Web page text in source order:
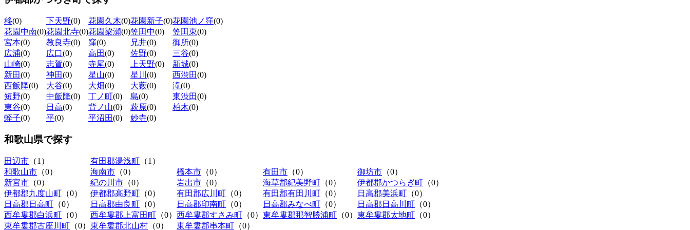
移(0) 下天野(0) 花園久木(0)花園新子(0)花園池ノ窪(0)
花園中南(0)花園北寺(0)花園梁瀬(0)笠田中(0) 笠田東(0)
宮本(0) 教良寺(0) 窪(0) 兄井(0) 御所(0)
広浦(0) 広口(0) 高田(0) 佐野(0) 三谷(0)
山崎(0) 志賀(0) 寺尾(0) 上天野(0) 新城(0)
新田(0) 神田(0) 星山(0) 星川 (0) 西渋田(0)
西飯降(0) 大谷(0) 大畑(0) 大薮(0) 滝(0)
短野(0) 中飯降(0) 丁ノ町(0) 島(0) 東渋田(0)
東谷(0) 日高(0) 背ノ山(0) 萩原(0) 柏木(0)
蛭子(0) 平(0) 平沼田(0) 妙寺(0)
和歌山県で探す
田辺市 （1） 有田郡湯浅町 （1）
和歌山市 （0） 海南市 （0） 橋本市 （0） 有田市 （0） 御坊市 （0）
新宮市 （0） 紀の川市 （0） 岩出市 （0） 海草郡紀美野町 （0） 伊都郡かつらぎ町 （0）
伊都郡九度山町 （0） 伊都郡高野町 （0） 有田郡広川町 （0） 有田郡有田川町 （0） 日高郡美浜町 （0）
日高郡日高町 （0） 日高郡由良町 （0） 日高郡印南町 （0） 日高郡みなべ町 （0） 日高郡日高川町 （0）
西牟婁郡白浜町 （0） 西牟婁郡上富田町 （0） 西牟婁郡すさみ町 （0） 東牟婁郡那智勝浦町 （0） 東牟婁郡太地町 （0）
東牟婁郡古座川町 （0） 東牟婁郡北山村 （0） 東牟婁郡串本町 （0）